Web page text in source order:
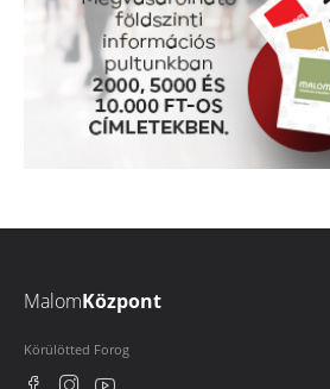
MalomKözpont
Körülötted Forog